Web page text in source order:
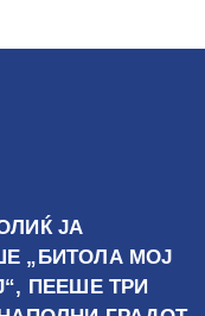
ЈА
„БИТОЛА МОЈ
ПЕЕШЕ ТРИ